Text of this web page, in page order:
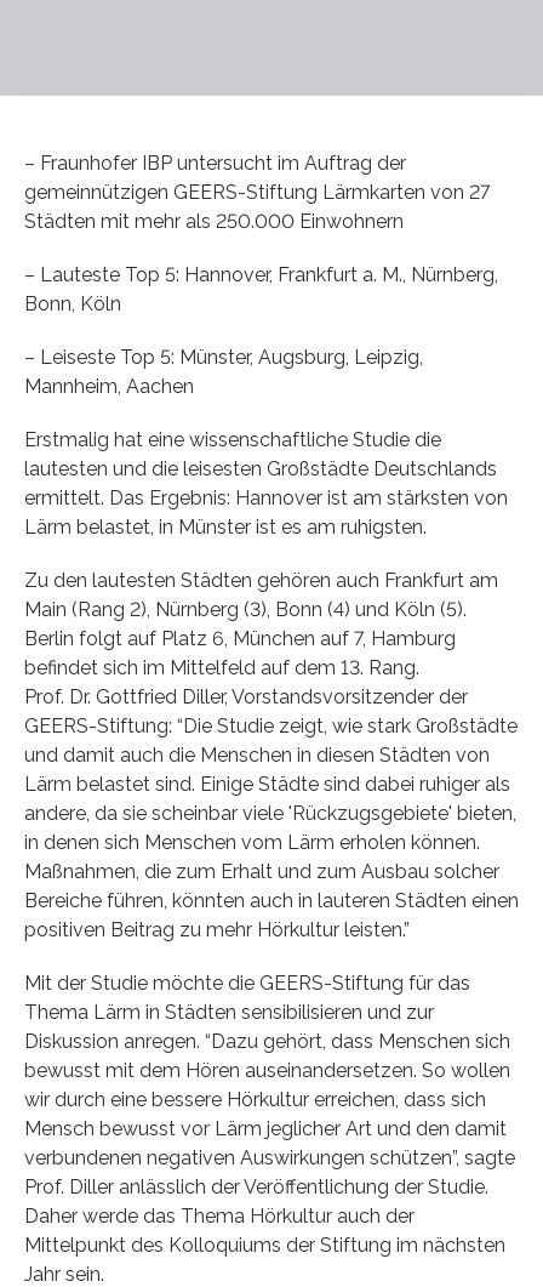
– Fraunhofer IBP untersucht im Auftrag der
gemeinnützigen GEERS-Stiftung Lärmkarten von 27
Städten mit mehr als 250.000 Einwohnern
– Lauteste Top 5: Hannover, Frankfurt a. M., Nürnberg,
Bonn, Köln
– Leiseste Top 5: Münster, Augsburg, Leipzig,
Mannheim, Aachen
Erstmalig hat eine wissenschaftliche Studie die
lautesten und die leisesten Großstädte Deutschlands
ermittelt. Das Ergebnis: Hannover ist am stärksten von
Lärm belastet, in Münster ist es am ruhigsten.
Zu den lautesten Städten gehören auch Frankfurt am
Main (Rang 2), Nürnberg (3), Bonn (4) und Köln (5).
Berlin folgt auf Platz 6, München auf 7, Hamburg
befindet sich im Mittelfeld auf dem 13. Rang.
Prof. Dr. Gottfried Diller, Vorstandsvorsitzender der
GEERS-Stiftung: “Die Studie zeigt, wie stark Großstädte
und damit auch die Menschen in diesen Städten von
Lärm belastet sind. Einige Städte sind dabei ruhiger als
andere, da sie scheinbar viele 'Rückzugsgebiete' bieten,
in denen sich Menschen vom Lärm erholen können.
Maßnahmen, die zum Erhalt und zum Ausbau solcher
Bereiche führen, könnten auch in lauteren Städten einen
positiven Beitrag zu mehr Hörkultur leisten.”
Mit der Studie möchte die GEERS-Stiftung für das
Thema Lärm in Städten sensibilisieren und zur
Diskussion anregen. “Dazu gehört, dass Menschen sich
bewusst mit dem Hören auseinandersetzen. So wollen
wir durch eine bessere Hörkultur erreichen, dass sich
Mensch bewusst vor Lärm jeglicher Art und den damit
verbundenen negativen Auswirkungen schützen”, sagte
Prof. Diller anlässlich der Veröffentlichung der Studie.
Daher werde das Thema Hörkultur auch der
Mittelpunkt des Kolloquiums der Stiftung im nächsten
Jahr sein.